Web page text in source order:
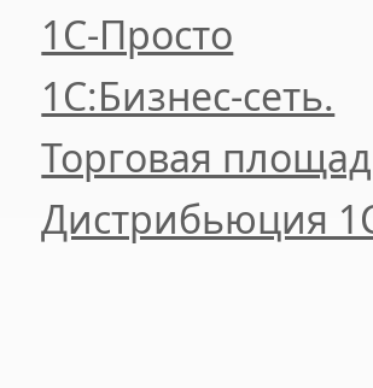
1C-Просто
1С:Бизнес-сеть.
Торговая
Дистрибьюция